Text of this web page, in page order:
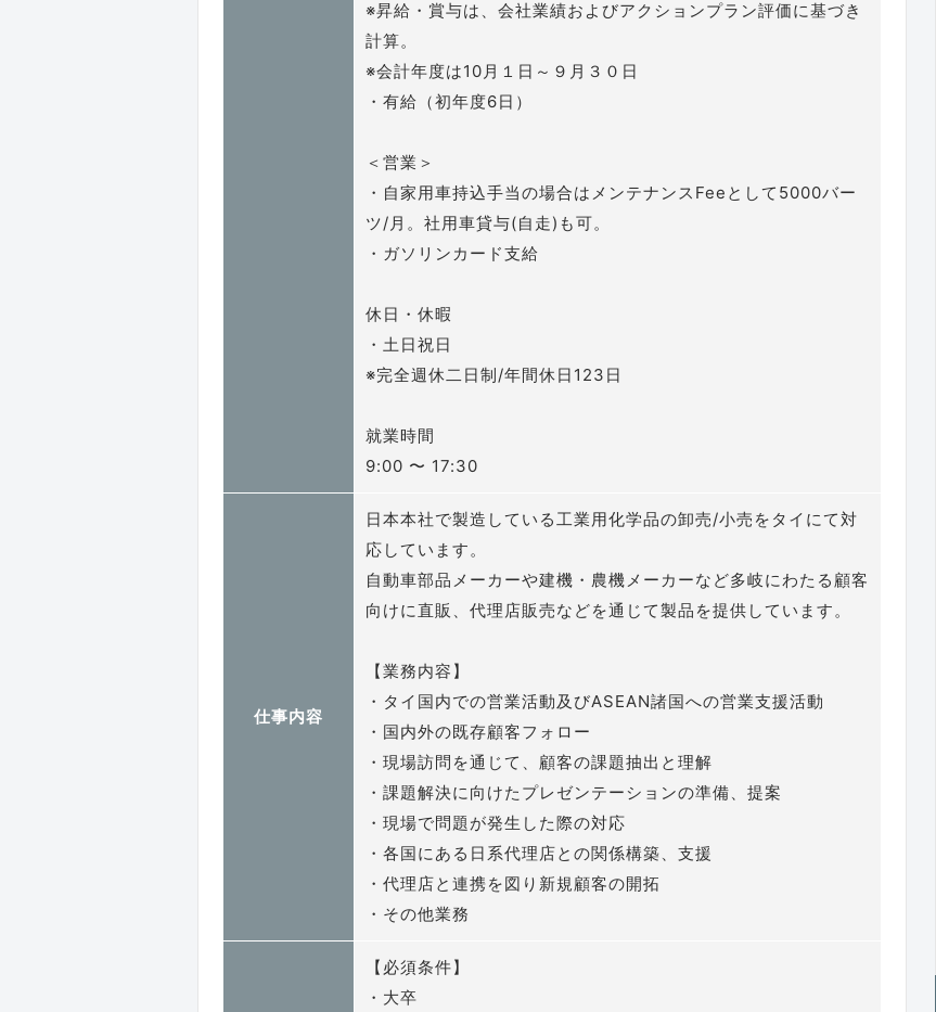
※昇給・賞与は、会社業績およびアクションプラン評価に基づき
計算。
※会計年度は10月１日～９月３０日
・有給（初年度6日）
＜営業＞
・自家用車持込手当の場合はメンテナンスFeeとして5000バー
ツ/月。社用車貸与(自走)も可。
・ガソリンカード支給
休日・休暇
・土日祝日
※完全週休二日制/年間休日123日
就業時間
9:00 〜 17:30
仕事内容
日本本社で製造している工業用化学品の卸売/小売をタイにて対
応しています。
自動車部品メーカーや建機・農機メーカーなど多岐にわたる顧客
向けに直販、代理店販売などを通じて製品を提供しています。
【業務内容】
・タイ国内での営業活動及びASEAN諸国への営業支援活動
・国内外の既存顧客フォロー
・現場訪問を通じて、顧客の課題抽出と理解
・課題解決に向けたプレゼンテーションの準備、提案
・現場で問題が発生した際の対応
・各国にある日系代理店との関係構築、支援
・代理店と連携を図り新規顧客の開拓
・その他業務
【必須条件】
・大卒